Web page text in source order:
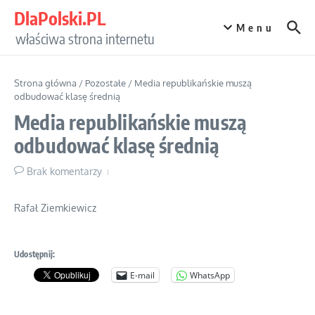
DlaPolski.PL
właściwa strona internetu
Menu
Strona główna / Pozostałe / Media republikańskie muszą
odbudować klasę średnią
Media republikańskie muszą
odbudować klasę średnią
Brak komentarzy
Rafał Ziemkiewicz
Udostępnij:
E-mail WhatsApp